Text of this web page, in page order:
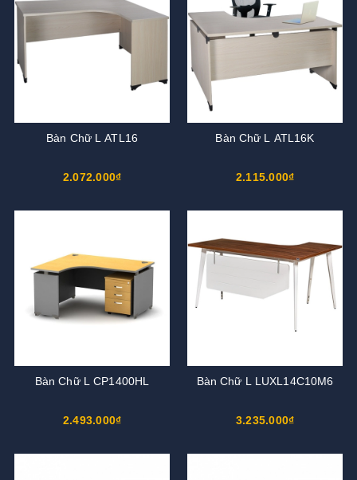
Bàn Chữ L ATL16
2.072.000₫
Bàn Chữ L ATL16K
2.115.000₫
Bàn Chữ L CP1400HL
2.493.000₫
Bàn Chữ L LUXL14C10M6
3.235.000₫